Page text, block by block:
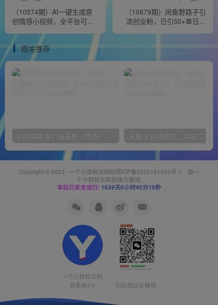
（10574期）AI一键生成原
创情感小视频，全平台可
（10679期）闲鱼野路子引
流创业粉，日引50+单日变
相关推荐
Copyright © 2023 · 一个小目标云网创鄂ICP备2025161603号-1 · 由一
个小目标云网创强力驱动.
本站已安全运行: 1639天0小时45分20秒
一个小目标云网
创系统3.0
扫码加站长微信